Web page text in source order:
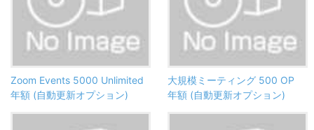
Zoom Events 5000 Unlimited
年額 (自動更新オプション)
大規模ミーティング 500 OP
年額 (自動更新オプション)